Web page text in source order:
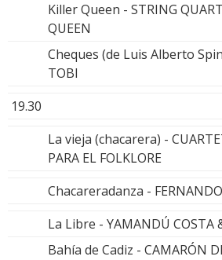
Killer Queen - STRING
QUEEN
Cheques (de Luis Alberto
TOBI
19.30
La vieja (chacarera) -
PARA EL FOLKLORE
Chacareradanza -
La Libre - YAMANDÚ COSTA
Bahía de Cadiz - CAMARÓN